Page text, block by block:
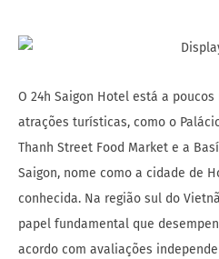
O 24h Saigon Hotel está a
atrações turísticas, como o
Thanh Street Food Market e a
Saigon, nome como a cidade de
conhecida. Na região sul do
papel fundamental que
acordo com avaliações